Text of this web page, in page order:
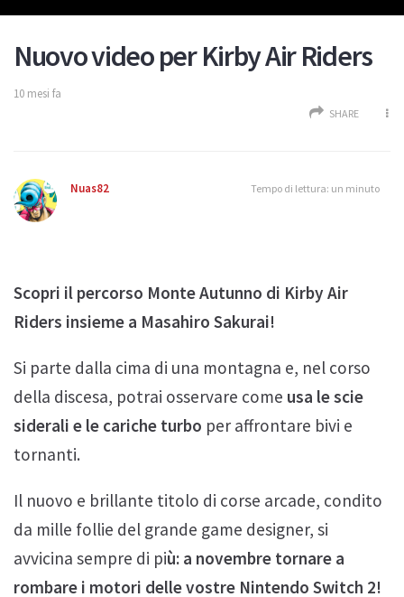
Nuovo video per Kirby Air Riders
10 mesi fa
SHARE
Nuas82 Tempo di lettura: un minuto
Scopri il percorso Monte Autunno di Kirby Air
Riders insieme a Masahiro Sakurai!
Si parte dalla cima di una montagna e, nel corso
della discesa, potrai osservare come usa le scie
siderali e le cariche turbo per affrontare bivi e
tornanti.
Il nuovo e brillante titolo di corse arcade, condito
da mille follie del grande game designer, si
avvicina sempre di più: a novembre tornare a
rombare i motori delle vostre Nintendo Switch 2!